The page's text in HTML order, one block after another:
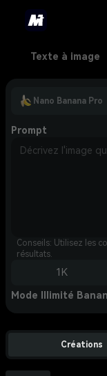
Texte à image
Nano Banana Pro
Prompt
Conseils: Utilisez les
résultats.
1K
Mode Illimité
Créations